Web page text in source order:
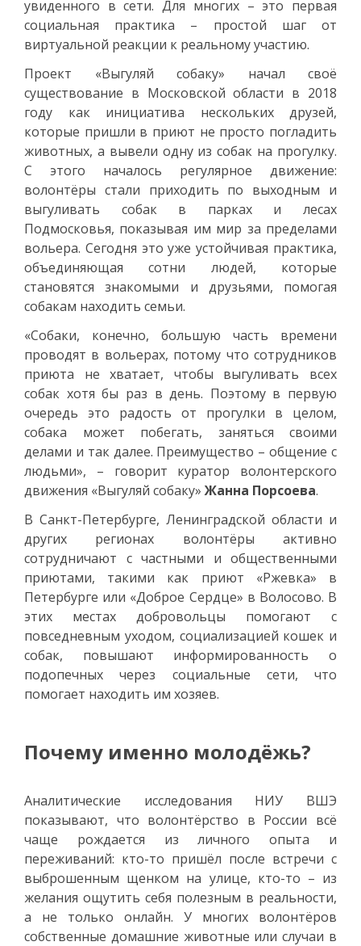
увиденного в сети. Для многих – это первая
социальная практика – простой шаг от
виртуальной реакции к реальному участию.
Проект «Выгуляй собаку» начал своё
существование в Московской области в 2018
году как инициатива нескольких друзей,
которые пришли в приют не просто погладить
животных, а вывели одну из собак на прогулку.
С этого началось регулярное движение:
волонтёры стали приходить по выходным и
выгуливать собак в парках и лесах
Подмосковья, показывая им мир за пределами
вольера. Сегодня это уже устойчивая практика,
объединяющая сотни людей, которые
становятся знакомыми и друзьями, помогая
собакам находить семьи.
«Собаки, конечно, большую часть времени
проводят в вольерах, потому что сотрудников
приюта не хватает, чтобы выгуливать всех
собак хотя бы раз в день. Поэтому в первую
очередь это радость от прогулки в целом,
собака может побегать, заняться своими
делами и так далее. Преимущество – общение с
людьми», – говорит куратор волонтерского
движения «Выгуляй собаку»Жанна Порсоева.
В Санкт-Петербурге, Ленинградской области и
других регионах волонтёры активно
сотрудничают с частными и общественными
приютами, такими как приют «Ржевка» в
Петербурге или «Доброе Сердце» в Волосово. В
этих местах добровольцы помогают с
повседневным уходом, социализацией кошек и
собак, повышают информированность о
подопечных через социальные сети, что
помогает находить им хозяев.
Почему именно молодёжь?
Аналитические исследования НИУ ВШЭ
показывают, что волонтёрство в России всё
чаще рождается из личного опыта и
переживаний: кто-то пришёл после встречи с
выброшенным щенком на улице, кто-то – из
желания ощутить себя полезным в реальности,
а не только онлайн. У многих волонтёров
собственные домашние животные или случаи в